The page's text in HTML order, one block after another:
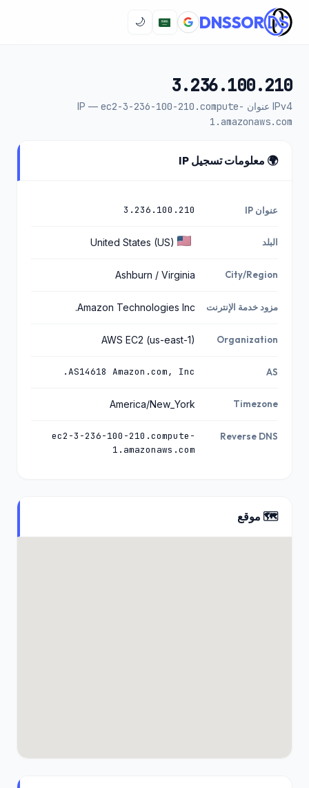
DNSSOR
🌙
3.236.100.210
IPv4 عنوان IP —
ec2-3-236-100-210.compute-
1.amazonaws.com
🌍 معلومات تسجيل IP
عنوان IP 3.236.100.210
البلد
City/Region
Ashburn / Virginia
مزود خدمة الإنترنت Amazon Technologies Inc.
Organization
AWS EC2 (us-east-1)
AS
AS14618 Amazon.com, Inc.
Timezone
America/New_York
Reverse DNS
ec2-3-236-100-210.compute-
1.amazonaws.com
🗺️ موقع